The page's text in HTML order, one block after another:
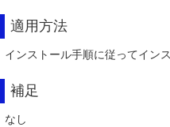
適用方法
インストール手順に従ってイン
補足
なし